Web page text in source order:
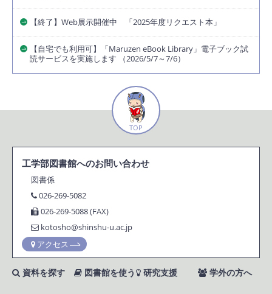
【終了】Web展示開催中 「2025年度リクエスト本」
【自宅でも利用可】「Maruzen eBook Library」電子ブック試
読サービスを実施します （2026/5/7～7/6）
工学部図書館へのお問い合わせ
図書係
026-269-5082
026-269-5088 (FAX)
kotosho@shinshu-u.ac.jp
アクセス
資料を探す 図書館を使う 研究支援 学外の方へ
TOP